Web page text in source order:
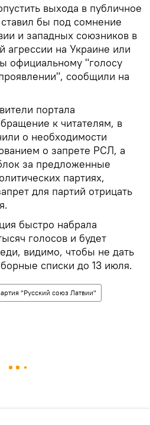
выхода в публичное
ставил бы под сомнение
и западных союзников в
агрессии на Украине или
официальному "голосу
сообщили на
портала
к читателям, в
о необходимости
о запрете РСЛ, а
за предложенные
партиях,
для партий отрицать
быстро набрала
голосов и будет
видимо, чтобы не дать
списки до 13 июля.
"Русский союз Латвии"